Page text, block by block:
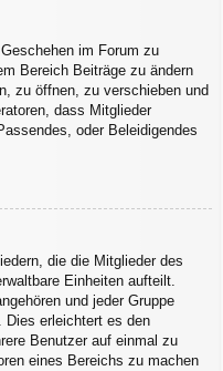
im Forum zu
Bereich Beiträge zu ändern
zu öffnen, zu verschieben und
dass Mitglieder
oder Beleidigendes
die die Mitglieder des
Einheiten aufteilt.
und jeder Gruppe
Dies erleichtert es den
Benutzer auf einmal zu
eines Bereichs zu machen